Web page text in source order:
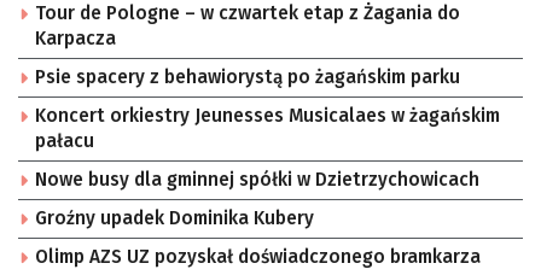
Tour de Pologne – w czwartek etap z Żagania do
Karpacza
Psie spacery z behawiorystą po żagańskim parku
Koncert orkiestry Jeunesses Musicalaes w żagańskim
pałacu
Nowe busy dla gminnej spółki w Dzietrzychowicach
Groźny upadek Dominika Kubery
Olimp AZS UZ pozyskał doświadczonego bramkarza